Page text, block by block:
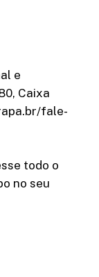
e
Caixa
fale-
todo o
no seu